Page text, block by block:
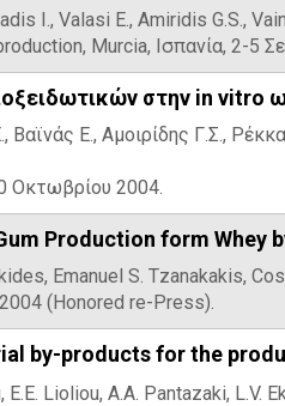
I., Valasi E., Amiridis G.S.,
Murcia, Ισπανία, 2-5
στην in vitro
Βαϊνάς Ε., Αμοιρίδης Γ.Σ.,
Οκτωβρίου 2004.
Production form
Emanuel S. Tzanakakis,
(Honored re-Press).
by-products for the
E.E. Lioliou, A.A. Pantazaki, L.V.